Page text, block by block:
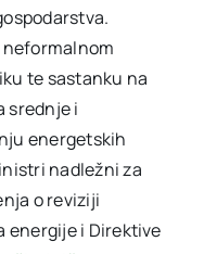
te sastanku na
srednje i
energetskih
nadležni za
o reviziji
energije i Direktive